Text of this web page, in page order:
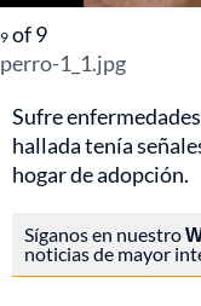
9 of9
perro-1_1.jpg
Sufre
hallada tenía
hogar de adopción.
Síganos en nuestro
noticias de mayor